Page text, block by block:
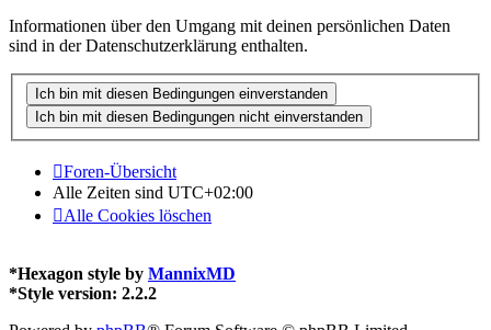
Informationen über den Umgang mit deinen persönlichen Daten
sind in der Datenschutzerklärung enthalten.
Foren-Übersicht
Alle Zeiten sind UTC+02:00
Alle Cookies löschen
*Hexagon style by MannixMD
*Style version: 2.2.2